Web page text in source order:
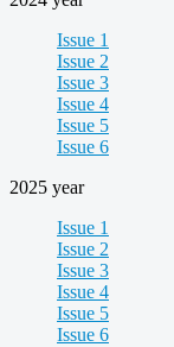
Issue 1
Issue 2
Issue 3
Issue 4
Issue 5
Issue 6
2025 year
Issue 1
Issue 2
Issue 3
Issue 4
Issue 5
Issue 6